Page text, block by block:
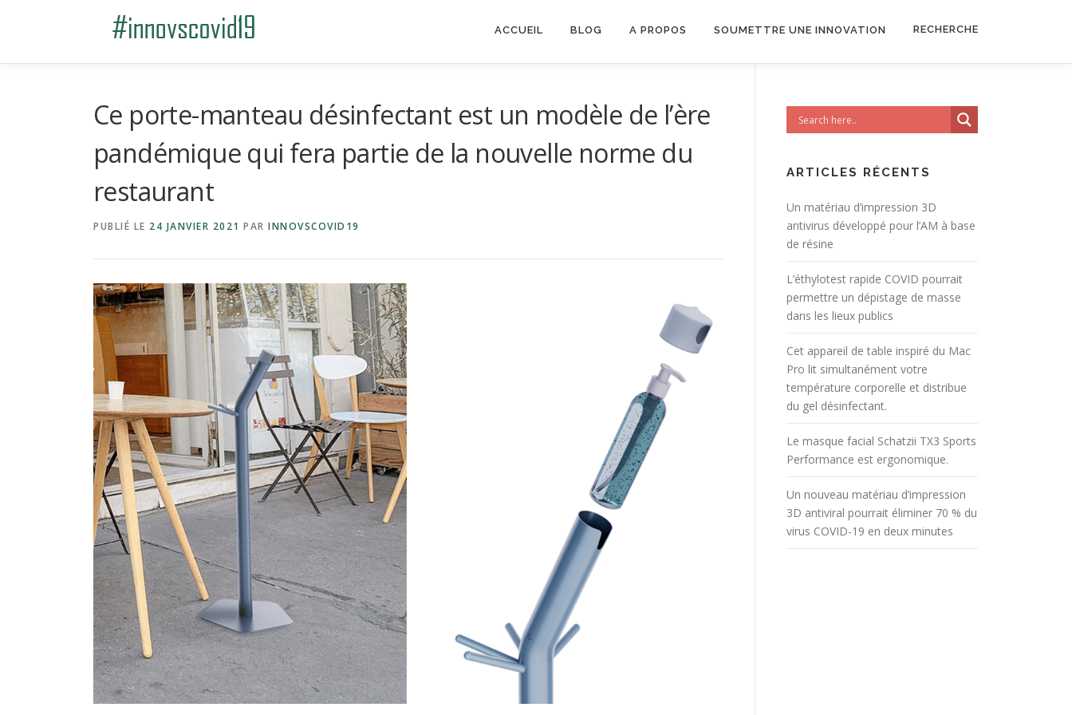
ACCUEIL BLOG A PROPOS SOUMETTRE UNE INNOVATION RECHERCHE
Ce porte-manteau désinfectant est un modèle de l’ère
pandémique qui fera partie de la nouvelle norme du
restaurant
PUBLIÉ LE 24 JANVIER 2021 PAR INNOVSCOVID19
ARTICLES RÉCENTS
Un matériau d’impression 3D
antivirus développé pour l’AM à base
de résine
L’éthylotest rapide COVID pourrait
permettre un dépistage de masse
dans les lieux publics
Cet appareil de table inspiré du Mac
Pro lit simultanément votre
température corporelle et distribue
du gel désinfectant.
Le masque facial Schatzii TX3 Sports
Performance est ergonomique.
Un nouveau matériau d’impression
3D antiviral pourrait éliminer 70 % du
virus COVID-19 en deux minutes